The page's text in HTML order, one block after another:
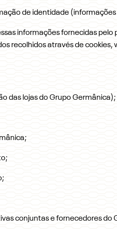
de identidade
informações fornecidas
recolhidos através de
das lojas do Grupo Germânica);
conjuntas e fornecedores